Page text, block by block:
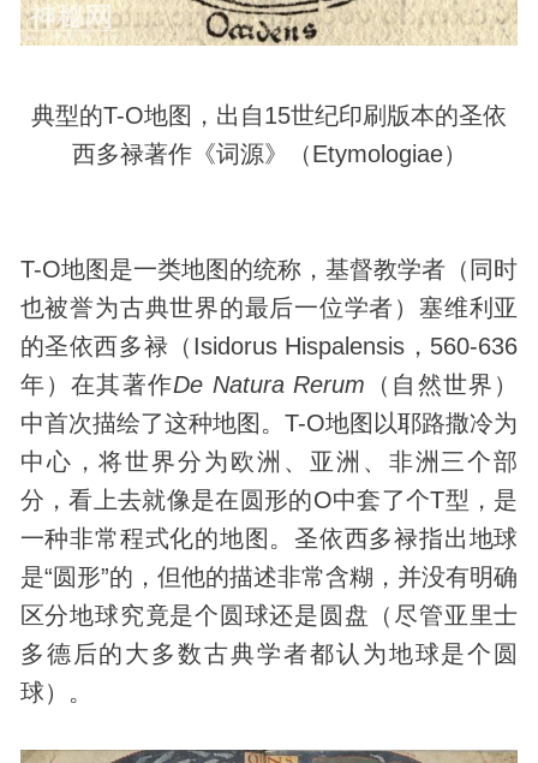
典型的T-O地图，出自15世纪印刷版本的圣依
西多禄著作《词源》（Etymologiae）
T-O地图是一类地图的统称，基督教学者（同时
也被誉为古典世界的最后一位学者）塞维利亚
的圣依西多禄（Isidorus Hispalensis，560-636
年）在其著作De Natura Rerum （自然世界）
中首次描绘了这种地图。T-O地图以耶路撒冷为
中心，将世界分为欧洲、亚洲、非洲三个部
分，看上去就像是在圆形的O中套了个T型，是
一种非常程式化的地图。圣依西多禄指出地球
是“圆形”的，但他的描述非常含糊，并没有明确
区分地球究竟是个圆球还是圆盘（尽管亚里士
多德后的大多数古典学者都认为地球是个圆
球）。